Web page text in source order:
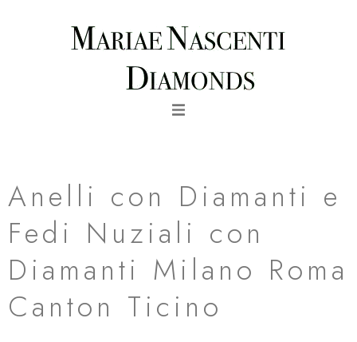
Anelli con Diamanti e
Fedi Nuziali con
Diamanti Milano Roma
Canton Ticino